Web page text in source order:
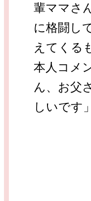
輩ママさ
に格闘し
えてくる
本人コメ
ん、お父
しいです」